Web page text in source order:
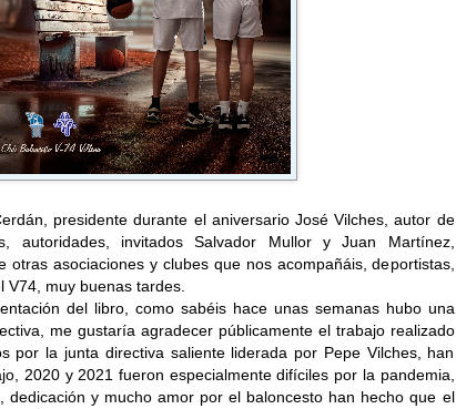
presidente durante el aniversario José Vilches, autor de
autoridades, invitados Salvador Mullor y Juan Martínez,
otras asociaciones y clubes que nos acompañáis, deportistas,
V74, muy buenas tardes.
del libro, como sabéis hace unas semanas hubo una
me gustaría agradecer públicamente el trabajo realizado
por la junta directiva saliente liderada por Pepe Vilches, han
2020 y 2021 fueron especialmente difíciles por la pandemia,
dedicación y mucho amor por el baloncesto han hecho que el